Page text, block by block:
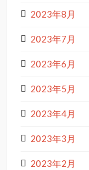
2023年8月
2023年7月
2023年6月
2023年5月
2023年4月
2023年3月
2023年2月